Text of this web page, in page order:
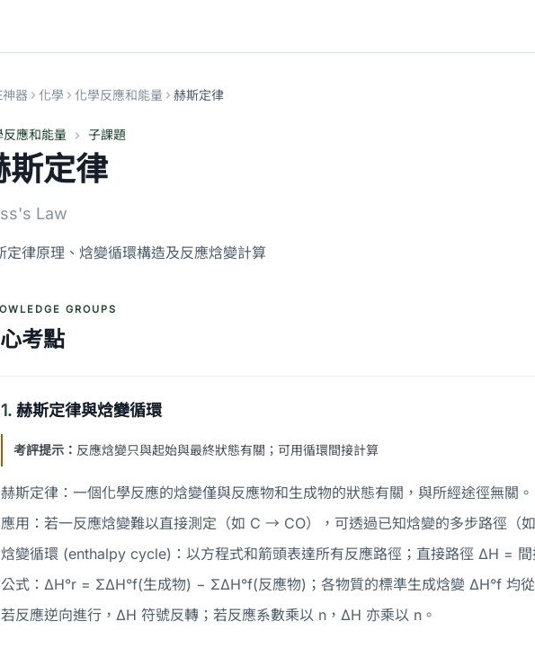
神器 化學 化學反應和能量 赫斯定律
反應和能量 子課題
斯定律
Law
定律原理、焓變循環構造及反應焓變計算
GROUPS
考點
1. 赫斯定律與焓變循環
考評提示： 反應焓變只與起始與最終狀態有關；可用循環間接計算
赫斯定律：一個化學反應的焓變僅與反應物和生成物的狀態有關，與所經途徑無關。
應用：若一反應焓變難以直接測定（如 C → CO），可透過已知焓變的多步路徑（
焓變循環 (enthalpy cycle)：以方程式和箭頭表達所有反應路徑；直接路徑 ΔH = 間
公式：ΔH°r = ΣΔH°f(生成物) − ΣΔH°f(反應物)；各物質的標準生成焓變 ΔH°f 均從
若反應逆向進行，ΔH 符號反轉；若反應系數乘以 n，ΔH 亦乘以 n。